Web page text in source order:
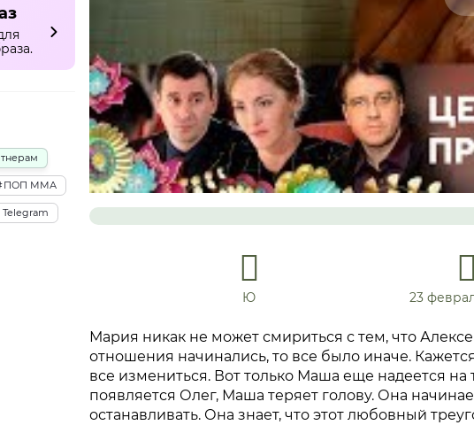
ПОП ММА
Ю 23
Мария никак не может смириться с тем, что
отношения начинались, то все было иначе.
все измениться. Вот только Маша еще надеется
появляется Олег, Маша теряет голову. Она
останавливать. Она знает, что этот любовный